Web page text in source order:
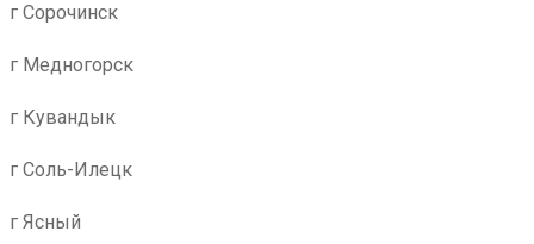
г Сорочинск
г Медногорск
г Кувандык
г Соль-Илецк
г Ясный